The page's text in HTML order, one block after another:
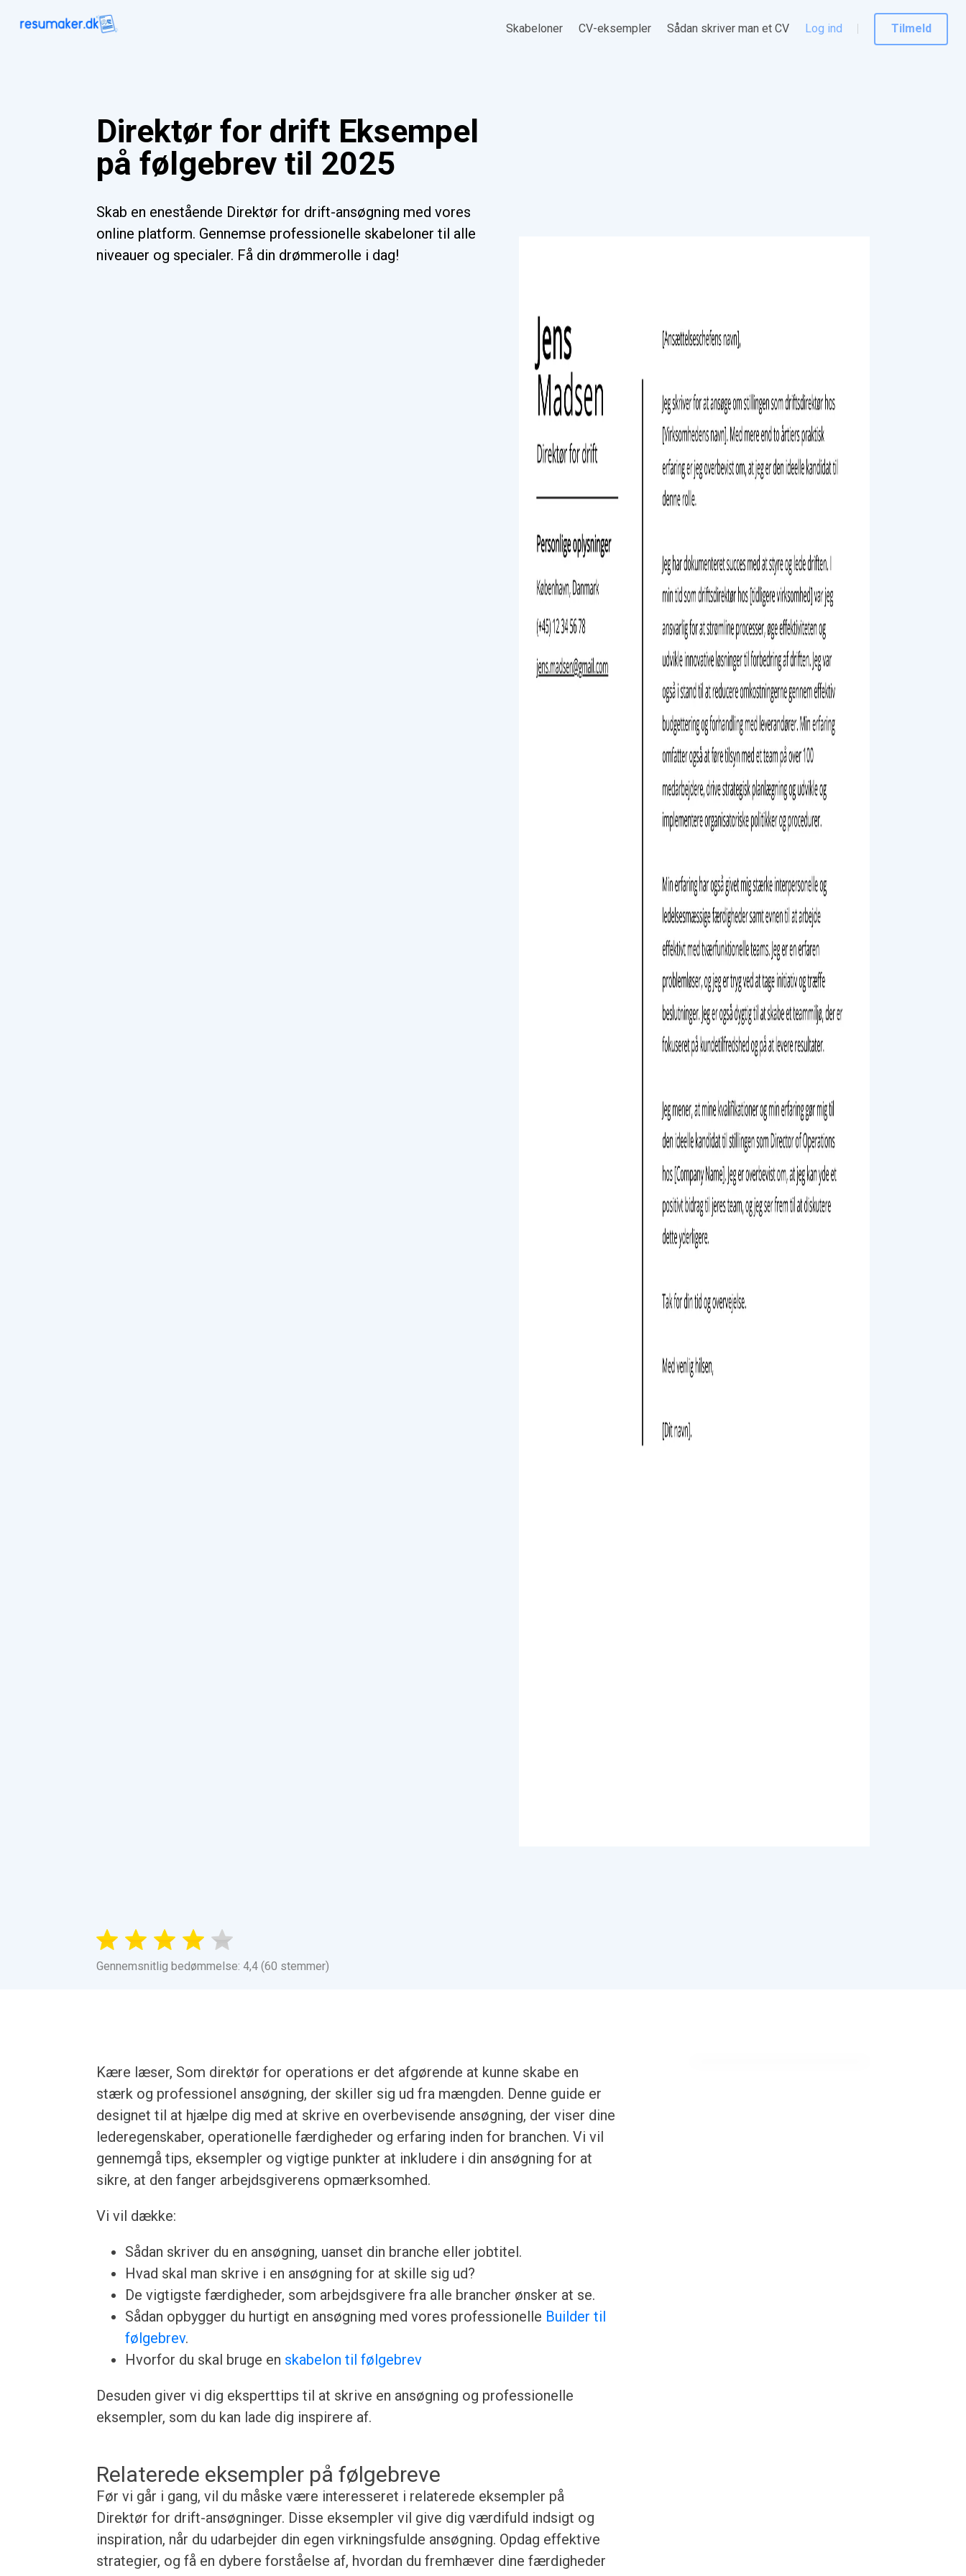
Skabeloner CV-eksempler Sådan skriver man et CV Log ind Tilmeld
Direktør for drift Eksempel
på følgebrev til 2025
Skab en enestående Direktør for drift-ansøgning med vores
online platform. Gennemse professionelle skabeloner til alle
niveauer og specialer. Få din drømmerolle i dag!
Gennemsnitlig bedømmelse: 4,4 (60 stemmer)
Kære læser, Som direktør for operations er det afgørende at kunne skabe en
stærk og professionel ansøgning, der skiller sig ud fra mængden. Denne guide er
designet til at hjælpe dig med at skrive en overbevisende ansøgning, der viser dine
lederegenskaber, operationelle færdigheder og erfaring inden for branchen. Vi vil
gennemgå tips, eksempler og vigtige punkter at inkludere i din ansøgning for at
sikre, at den fanger arbejdsgiverens opmærksomhed.
Vi vil dække:
Sådan skriver du en ansøgning, uanset din branche eller jobtitel.
Hvad skal man skrive i en ansøgning for at skille sig ud?
De vigtigste færdigheder, som arbejdsgivere fra alle brancher ønsker at se.
Sådan opbygger du hurtigt en ansøgning med vores professionelle Builder til
følgebrev.
Hvorfor du skal bruge en skabelon til følgebrev
Desuden giver vi dig eksperttips til at skrive en ansøgning og professionelle
eksempler, som du kan lade dig inspirere af.
Relaterede eksempler på følgebreve
Før vi går i gang, vil du måske være interesseret i relaterede eksempler på
Direktør for drift-ansøgninger. Disse eksempler vil give dig værdifuld indsigt og
inspiration, når du udarbejder din egen virkningsfulde ansøgning. Opdag effektive
strategier, og få en dybere forståelse af, hvordan du fremhæver dine færdigheder